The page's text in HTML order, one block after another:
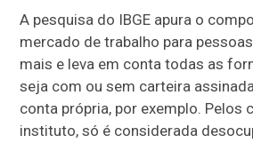
A pesquisa do IBGE apura o
mercado de trabalho para
mais e leva em conta todas as
seja com ou sem carteira
conta própria, por exemplo. Pelos
instituto, só é considerada